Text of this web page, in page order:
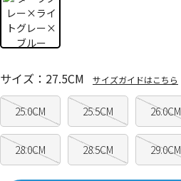
25.0CM 25.5CM 26.0CM
28.0CM 28.5CM 29.0CM
サイズ：27.5CM サイズガイドはこちら